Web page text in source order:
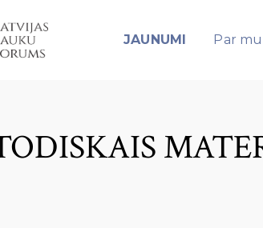
JAUNUMI Par